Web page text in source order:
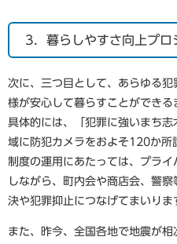
3．暮らしやすさ向上プロ
次に、三つ目として、あらゆる
様が安心して暮らすことができる
具体的には、「犯罪に強いまち
域に防犯カメラをおよそ120か所
制度の運用にあたっては、プラ
しながら、町内会や商店会、警
決や犯罪抑止につなげてまいりま
また、昨今、全国各地で地震が